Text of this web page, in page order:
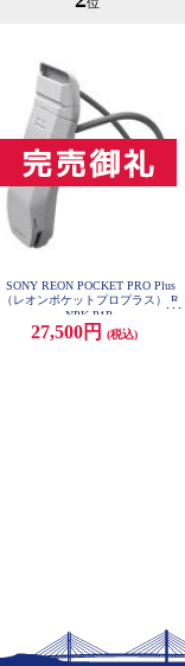
SONY REON POCKET PRO Plus
（レオンポケットプロプラス） R
NPK-P1P
27,500円 (税込)